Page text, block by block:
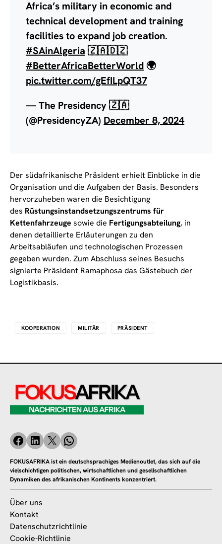
Africa’s military in economic and
technical development and training
facilities to expand job creation.
#SAinAlgeria 🇿🇦🇩🇿
#BetterAfricaBetterWorld 🌍
pic.twitter.com/gEfILpQT37
— The Presidency 🇿🇦
(@PresidencyZA) December 8, 2024
Der südafrikanische Präsident erhielt Einblicke in die
Organisation und die Aufgaben der Basis. Besonders
hervorzuheben waren die Besichtigung
des Rüstungsinstandsetzungszentrums für
Kettenfahrzeuge sowie die Fertigungsabteilung, in
denen detaillierte Erläuterungen zu den
Arbeitsabläufen und technologischen Prozessen
gegeben wurden. Zum Abschluss seines Besuchs
signierte Präsident Ramaphosa das Gästebuch der
Logistikbasis.
KOOPERATION MILITÄR PRÄSIDENT
FOKUSAFRIKA ist ein deutschsprachiges Medienoutlet, das sich auf die
vielschichtigen politischen, wirtschaftlichen und gesellschaftlichen
Dynamiken des afrikanischen Kontinents konzentriert.
Über uns
Kontakt
Datenschutzrichtlinie
Cookie-Richtlinie